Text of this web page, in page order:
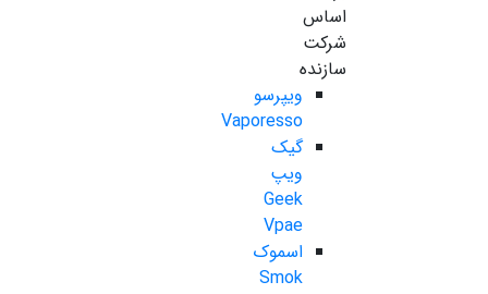
اساس
شرکت
سازنده
ویپرسو
Vaporesso
گیک
ویپ
Geek
Vpae
اسموک
Smok